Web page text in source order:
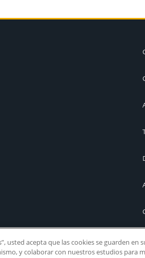
usted acepta que las cookies se guarden en
y colaborar con nuestros estudios para